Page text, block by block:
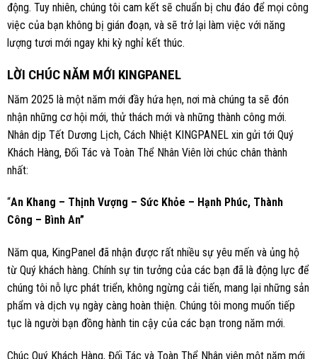
động. Tuy nhiên, chúng tôi cam kết sẽ chuẩn bị chu đáo để mọi công
việc của bạn không bị gián đoạn, và sẽ trở lại làm việc với năng
lượng tươi mới ngay khi kỳ nghỉ kết thúc.
LỜI CHÚC NĂM MỚI KINGPANEL
Năm 2025 là một năm mới đầy hứa hẹn, nơi mà chúng ta sẽ đón
nhận những cơ hội mới, thử thách mới và những thành công mới.
Nhân dịp Tết Dương Lịch, Cách Nhiệt KINGPANEL xin gửi tới Quý
Khách Hàng, Đối Tác và Toàn Thể Nhân Viên lời chúc chân thành
nhất:
“An Khang – Thịnh Vượng – Sức Khỏe – Hạnh Phúc, Thành
Công – Bình An”
Năm qua, KingPanel đã nhận được rất nhiều sự yêu mến và ủng hộ
từ Quý khách hàng. Chính sự tin tưởng của các bạn đã là động lực để
chúng tôi nỗ lực phát triển, không ngừng cải tiến, mang lại những sản
phẩm và dịch vụ ngày càng hoàn thiện. Chúng tôi mong muốn tiếp
tục là người bạn đồng hành tin cậy của các bạn trong năm mới.
Chúc Quý Khách Hàng, Đối Tác và Toàn Thể Nhân viên một năm mới